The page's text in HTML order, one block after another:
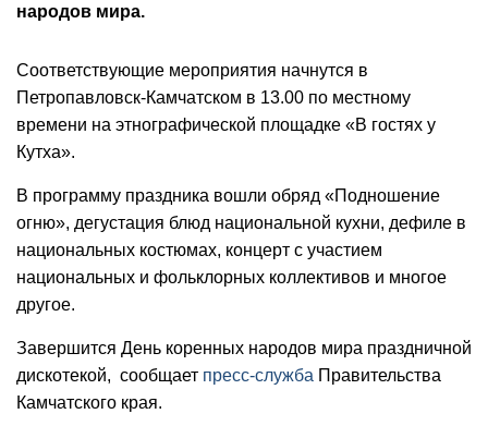
народов мира.
Соответствующие мероприятия начнутся в
Петропавловск-Камчатском в 13.00 по местному
времени на этнографической площадке «В гостях у
Кутха».
В программу праздника вошли обряд «Подношение
огню», дегустация блюд национальной кухни, дефиле в
национальных костюмах, концерт с участием
национальных и фольклорных коллективов и многое
другое.
Завершится День коренных народов мира праздничной
дискотекой, сообщает пресс-служба Правительства
Камчатского края.